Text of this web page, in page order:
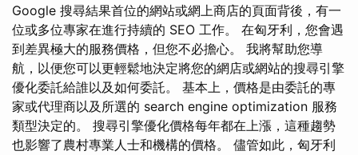
Google 搜尋結果首位的網站或網上商店的頁面背後，有一
位或多位專家在進行持續的 SEO 工作。 在匈牙利，您會遇
到差異極大的服務價格，但您不必擔心。 我將幫助您導
航，以便您可以更輕鬆地決定將您的網店或網站的搜尋引擎
優化委託給誰以及如何委託。 基本上，價格是由委託的專
家或代理商以及所選的 search engine optimization 服務
類型決定的。 搜尋引擎優化價格每年都在上漲，這種趨勢
也影響了農村專業人士和機構的價格。 儘管如此，匈牙利